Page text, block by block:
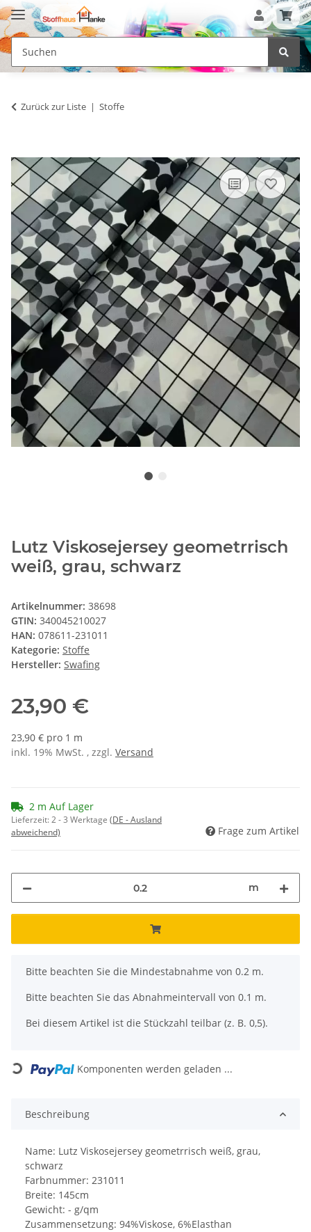
Zurück zur Liste Stoffe
Lutz Viskosejersey geometrrisch
weiß, grau, schwarz
Artikelnummer: 38698
GTIN: 340045210027
HAN: 078611-231011
Kategorie: Stoffe
Hersteller: Swafing
23,90 €
23,90 € pro 1 m
inkl. 19% MwSt. , zzgl. Versand
2 m Auf Lager
Lieferzeit:2 - 3 Werktage (DE - Ausland
abweichend)
Frage zum Artikel
m
x
Bitte beachten Sie die Mindestabnahme von 0.2 m.
Bitte beachten Sie das Abnahmeintervall von 0.1 m.
Bei diesem Artikel ist die Stückzahl teilbar (z. B. 0,5).
Loading... Komponenten werden geladen ...
Beschreibung
Name: Lutz Viskosejersey geometrrisch weiß, grau,
schwarz
Farbnummer: 231011
Breite: 145cm
Gewicht: - g/qm
Zusammensetzung: 94%Viskose, 6%Elasthan